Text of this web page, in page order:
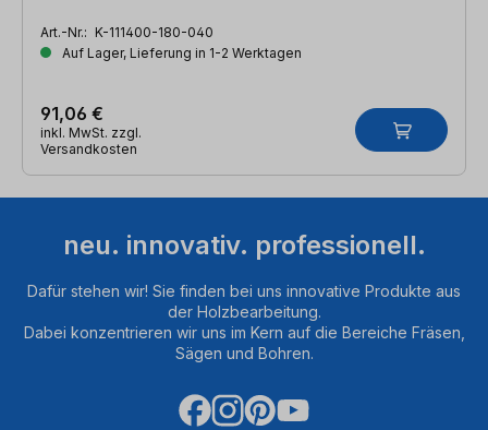
Art.-Nr.: K-111400-180-040
Auf Lager, Lieferung in 1-2 Werktagen
91,06 €
inkl. MwSt. zzgl.
Versandkosten
neu. innovativ. professionell.
Dafür stehen wir! Sie finden bei uns innovative Produkte aus
der Holzbearbeitung.
Dabei konzentrieren wir uns im Kern auf die Bereiche Fräsen,
Sägen und Bohren.